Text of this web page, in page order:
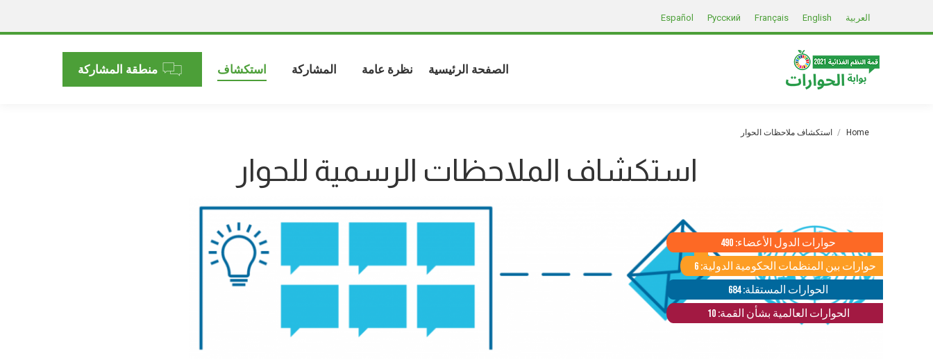
العربية English
Français
Русский
Español
الصفحة الرئيسية نظرة عامة المشاركة استكشاف منطقة المشاركة
You are here:
Home استكشاف ملاحظات الحوار
استكشاف الملاحظات الرسمية للحوار
حوارات الدول الأعضاء: 490
حوارات بين المنظمات الحكومية الدولية: 6
الحوارات المستقلة: 684
الحوارات العالمية بشأن القمة: 10